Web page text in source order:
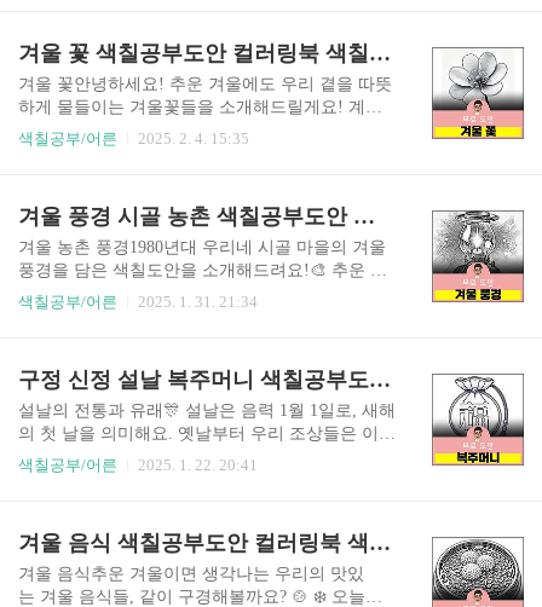
요! 3. 중국 - 모..
렌티누스 신부님은 이런 불합리한 명령에 맞서, 사
랑에 빠진 청년들을 몰래 도와 결혼식을 올려주었
답니다. 💕 이 일이 발각되어 감옥에 갇힌 발렌티누
스 신부님은 그곳에서 뜻밖의 인연을 만나게 됩니
다. 바로 간수의 눈이 보이지 않는 딸이었죠. 신부
게 작별 편지를 남겼는데, 여기에 "당신의 발렌타
인으로부터"라는 유명한 서명을 남겼..
겨울 꽃 색칠공부도안 컬러링북 색칠하기 색칠공부 유아 어르신 노인 시니어 인지프로그램 치매예방 활동지 무료
겨울 꽃안녕하세요! 추운 겨울에도 우리 곁을 따뜻
하게 물들이는 겨울꽃들을 소개해드릴게요! 계절
의 순서대로 만나보시죠! 🌸 동백꽃 (Camellia)겨울
화 (Plum Blossom)2월 말부터 3월에 피기 시작하는
매화는 봄의 시작을 알리는 꽃으로, 은은한 향기와
흰색 또는 연분홍색의 아름다운 꽃잎이 특징입니
다.산수유 (Cornelian Cherry)3월 초부터 노란 꽃을
피우는 산수유는 이른 봄을 상징하는 꽃으로, 나뭇
눈 속에서도 꽃을 피우는 강인한 생명..
색칠공부/어른 2025. 2. 4. 15:35
겨울 풍경 시골 농촌 색칠공부도안 컬러링북 색칠하기 색칠공부 유아 어르신 노인 시니어 인지프로그램 치매예방 활동지 무료
겨울 농촌 풍경1980년대 우리네 시골 마을의 겨울
풍경을 담은 색칠도안을 소개해드려요!🎨 추운 겨
울이면 어김없이 찾아오던 그때 그 시절의 정겨운
있죠. 헝겊이랑 짚으로 항아리를 덮어놓은 모습이
마치 따뜻한 이불을 덮어준 것 같아요. ❄️ 마당 한
켠에는 소들의 겨울 먹이가 될 짚단이 차곡차곡 쌓
여있어요. 그 시절엔 집집마다 이렇게 짚단을 쌓아
두는 게 겨울 준비의 시작이었죠! 집집마다 아궁이
🏠 지붕 끝자락에는 반짝반짝 고드름이 주렁주렁
매달려있어요. 그땐 이 고드..
색칠공부/어른 2025. 1. 31. 21:34
구정 신정 설날 복주머니 색칠공부도안 컬러링북 색칠하기 색칠공부 유아 어르신 노인 시니어 인지프로그램 치매예방 활동지 무료
설날의 전통과 유래🎊 설날은 음력 1월 1일로, 새해
의 첫 날을 의미해요. 옛날부터 우리 조상들은 이날
을 가장 중요한 명절로 여겼답니다. 새해를 맞이하
랗게 썰어 맑은 장국에 넣어 끓이는데요, 이 하얀색
은 순수함을, 동그란 모양은 둥근 달처럼 온전한 한
해를 상징한답니다. 복주머니의 의미 👝 복주머니
색칠공부/어른 2025. 1. 22. 20:41
겨울 음식 색칠공부도안 컬러링북 색칠하기 색칠공부 유아 어르신 노인 시니어 인지프로그램 치매예방 활동지 무료
겨울 음식추운 겨울이면 생각나는 우리의 맛있
는 겨울 음식들, 같이 구경해볼까요? 🍲 ❄️ 오늘